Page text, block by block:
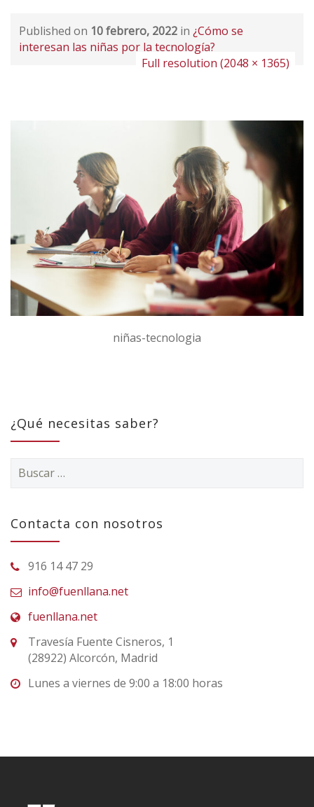
Published on 10 febrero, 2022 in ¿Cómo se
interesan las niñas por la tecnología?
Full resolution (2048 × 1365)
niñas-tecnologia
¿Qué necesitas saber?
Buscar:
Contacta con nosotros
916 14 47 29
info@fuenllana.net
fuenllana.net
Travesía Fuente Cisneros, 1
(28922) Alcorcón, Madrid
Lunes a viernes de 9:00 a 18:00 horas